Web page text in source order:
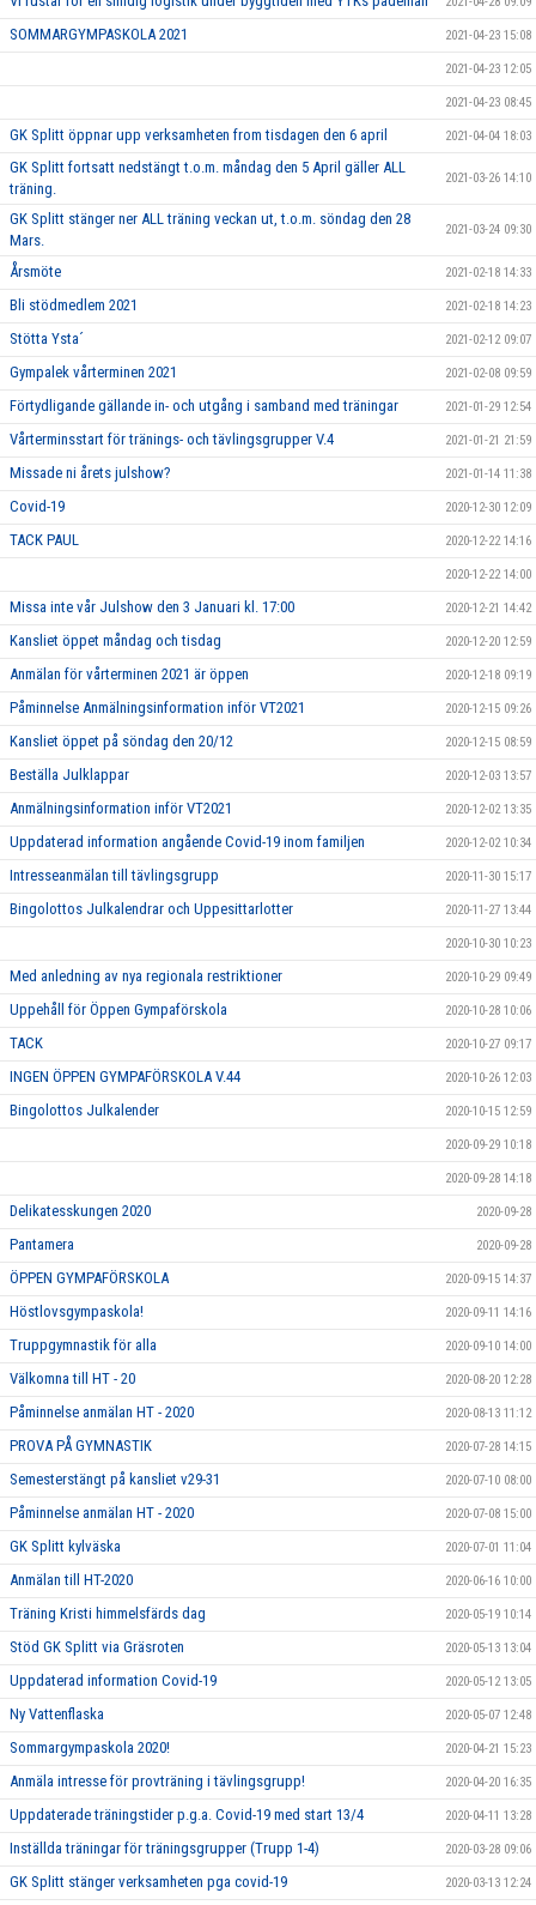
SOMMARGYMPASKOLA 2021 2021-04-23 15:08
2021-04-23 12:05
2021-04-23 08:45
GK Splitt öppnar upp verksamheten from tisdagen den 6 april 2021-04-04 18:03
GK Splitt fortsatt nedstängt t.o.m. måndag den 5 April gäller ALL
träning.
2021-03-26 14:10
GK Splitt stänger ner ALL träning veckan ut, t.o.m. söndag den 28
Mars.
2021-03-24 09:30
Årsmöte 2021-02-18 14:33
Bli stödmedlem 2021 2021-02-18 14:23
Stötta Ysta´ 2021-02-12 09:07
Gympalek vårterminen 2021 2021-02-08 09:59
Förtydligande gällande in- och utgång i samband med träningar 2021-01-29 12:54
Vårterminsstart för tränings- och tävlingsgrupper V.4 2021-01-21 21:59
Missade ni årets julshow? 2021-01-14 11:38
Covid-19 2020-12-30 12:09
TACK PAUL 2020-12-22 14:16
2020-12-22 14:00
Missa inte vår Julshow den 3 Januari kl. 17:00 2020-12-21 14:42
Kansliet öppet måndag och tisdag 2020-12-20 12:59
Anmälan för vårterminen 2021 är öppen 2020-12-18 09:19
Påminnelse Anmälningsinformation inför VT2021 2020-12-15 09:26
Kansliet öppet på söndag den 20/12 2020-12-15 08:59
Beställa Julklappar 2020-12-03 13:57
Anmälningsinformation inför VT2021 2020-12-02 13:35
Uppdaterad information angående Covid-19 inom familjen 2020-12-02 10:34
Intresseanmälan till tävlingsgrupp 2020-11-30 15:17
Bingolottos Julkalendrar och Uppesittarlotter 2020-11-27 13:44
2020-10-30 10:23
Med anledning av nya regionala restriktioner 2020-10-29 09:49
Uppehåll för Öppen Gympaförskola 2020-10-28 10:06
TACK 2020-10-27 09:17
INGEN ÖPPEN GYMPAFÖRSKOLA V.44 2020-10-26 12:03
Bingolottos Julkalender 2020-10-15 12:59
2020-09-29 10:18
2020-09-28 14:18
Delikatesskungen 2020 2020-09-28
Pantamera 2020-09-28
ÖPPEN GYMPAFÖRSKOLA 2020-09-15 14:37
Höstlovsgympaskola! 2020-09-11 14:16
Truppgymnastik för alla 2020-09-10 14:00
Välkomna till HT - 20 2020-08-20 12:28
Påminnelse anmälan HT - 2020 2020-08-13 11:12
PROVA PÅ GYMNASTIK 2020-07-28 14:15
Semesterstängt på kansliet v29-31 2020-07-10 08:00
Påminnelse anmälan HT - 2020 2020-07-08 15:00
GK Splitt kylväska 2020-07-01 11:04
Anmälan till HT-2020 2020-06-16 10:00
Träning Kristi himmelsfärds dag 2020-05-19 10:14
Stöd GK Splitt via Gräsroten 2020-05-13 13:04
Uppdaterad information Covid-19 2020-05-12 13:05
Ny Vattenflaska 2020-05-07 12:48
Sommargympaskola 2020! 2020-04-21 15:23
Anmäla intresse för provträning i tävlingsgrupp! 2020-04-20 16:35
Uppdaterade träningstider p.g.a. Covid-19 med start 13/4 2020-04-11 13:28
Inställda träningar för träningsgrupper (Trupp 1-4) 2020-03-28 09:06
GK Splitt stänger verksamheten pga covid-19 2020-03-13 12:24